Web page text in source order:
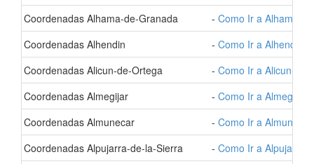
- Coordenadas Alhama-de-Granada
- Como Ir a Alhama-
- Coordenadas Alhendin
- Como Ir a Alhendin
- Coordenadas Alicun-de-Ortega
- Como Ir a Alicun-de-
- Coordenadas Almegijar
- Como Ir a Almegijar
- Coordenadas Almunecar
- Como Ir a Almunecar
- Coordenadas Alpujarra-de-la-Sierra
- Como Ir a Alpujarra-